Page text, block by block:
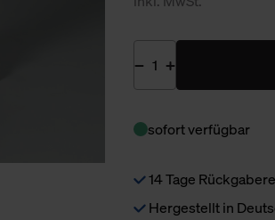
sofort verfügbar
14 Tage
Hergestellt in